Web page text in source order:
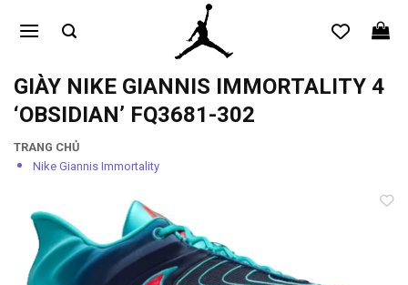
qua
dungGIÀY NIKE GIANNIS IMMORTALITY 4
‘OBSIDIAN’ FQ3681-302
TRANG CHỦ
Nike Giannis Immortality